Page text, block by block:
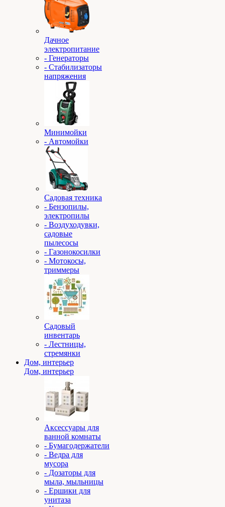
Дачное
электропитание
- Генераторы
- Стабилизаторы
напряжения
Минимойки
- Автомойки
Садовая техника
- Бензопилы,
электропилы
- Воздуходувки,
садовые
пылесосы
- Газонокосилки
- Мотокосы,
триммеры
Садовый
инвентарь
- Лестницы,
стремянки
Дом, интерьер
Дом, интерьер
Аксессуары для
ванной комнаты
- Бумагодержатели
- Ведра для
мусора
- Дозаторы для
мыла, мыльницы
- Ершики для
унитаза